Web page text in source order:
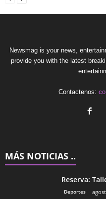
Newsmag is your news,
provide you with the latest
Contactenos:
MÁS NOTICIAS ..
Reserva:
Deportes